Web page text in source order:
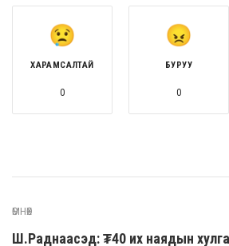
ХАРАМСАЛТАЙ
0
БУРУУ
0
ӨМНӨХ
Ш.Раднаасэд: ₮40 их наядын